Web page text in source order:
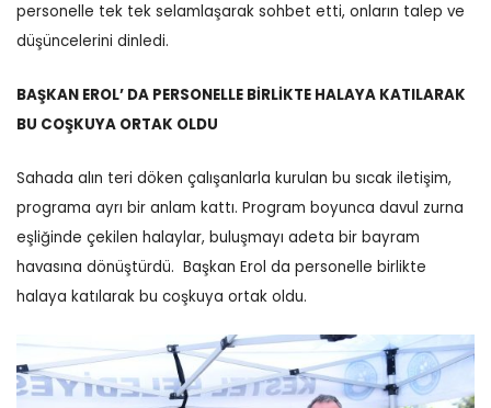
personelle tek tek selamlaşarak sohbet etti, onların talep ve
düşüncelerini dinledi.
BAŞKAN EROL’ DA PERSONELLE BİRLİKTE HALAYA KATILARAK
BU COŞKUYA ORTAK OLDU
Sahada alın teri döken çalışanlarla kurulan bu sıcak iletişim,
programa ayrı bir anlam kattı. Program boyunca davul zurna
eşliğinde çekilen halaylar, buluşmayı adeta bir bayram
havasına dönüştürdü. Başkan Erol da personelle birlikte
halaya katılarak bu coşkuya ortak oldu.